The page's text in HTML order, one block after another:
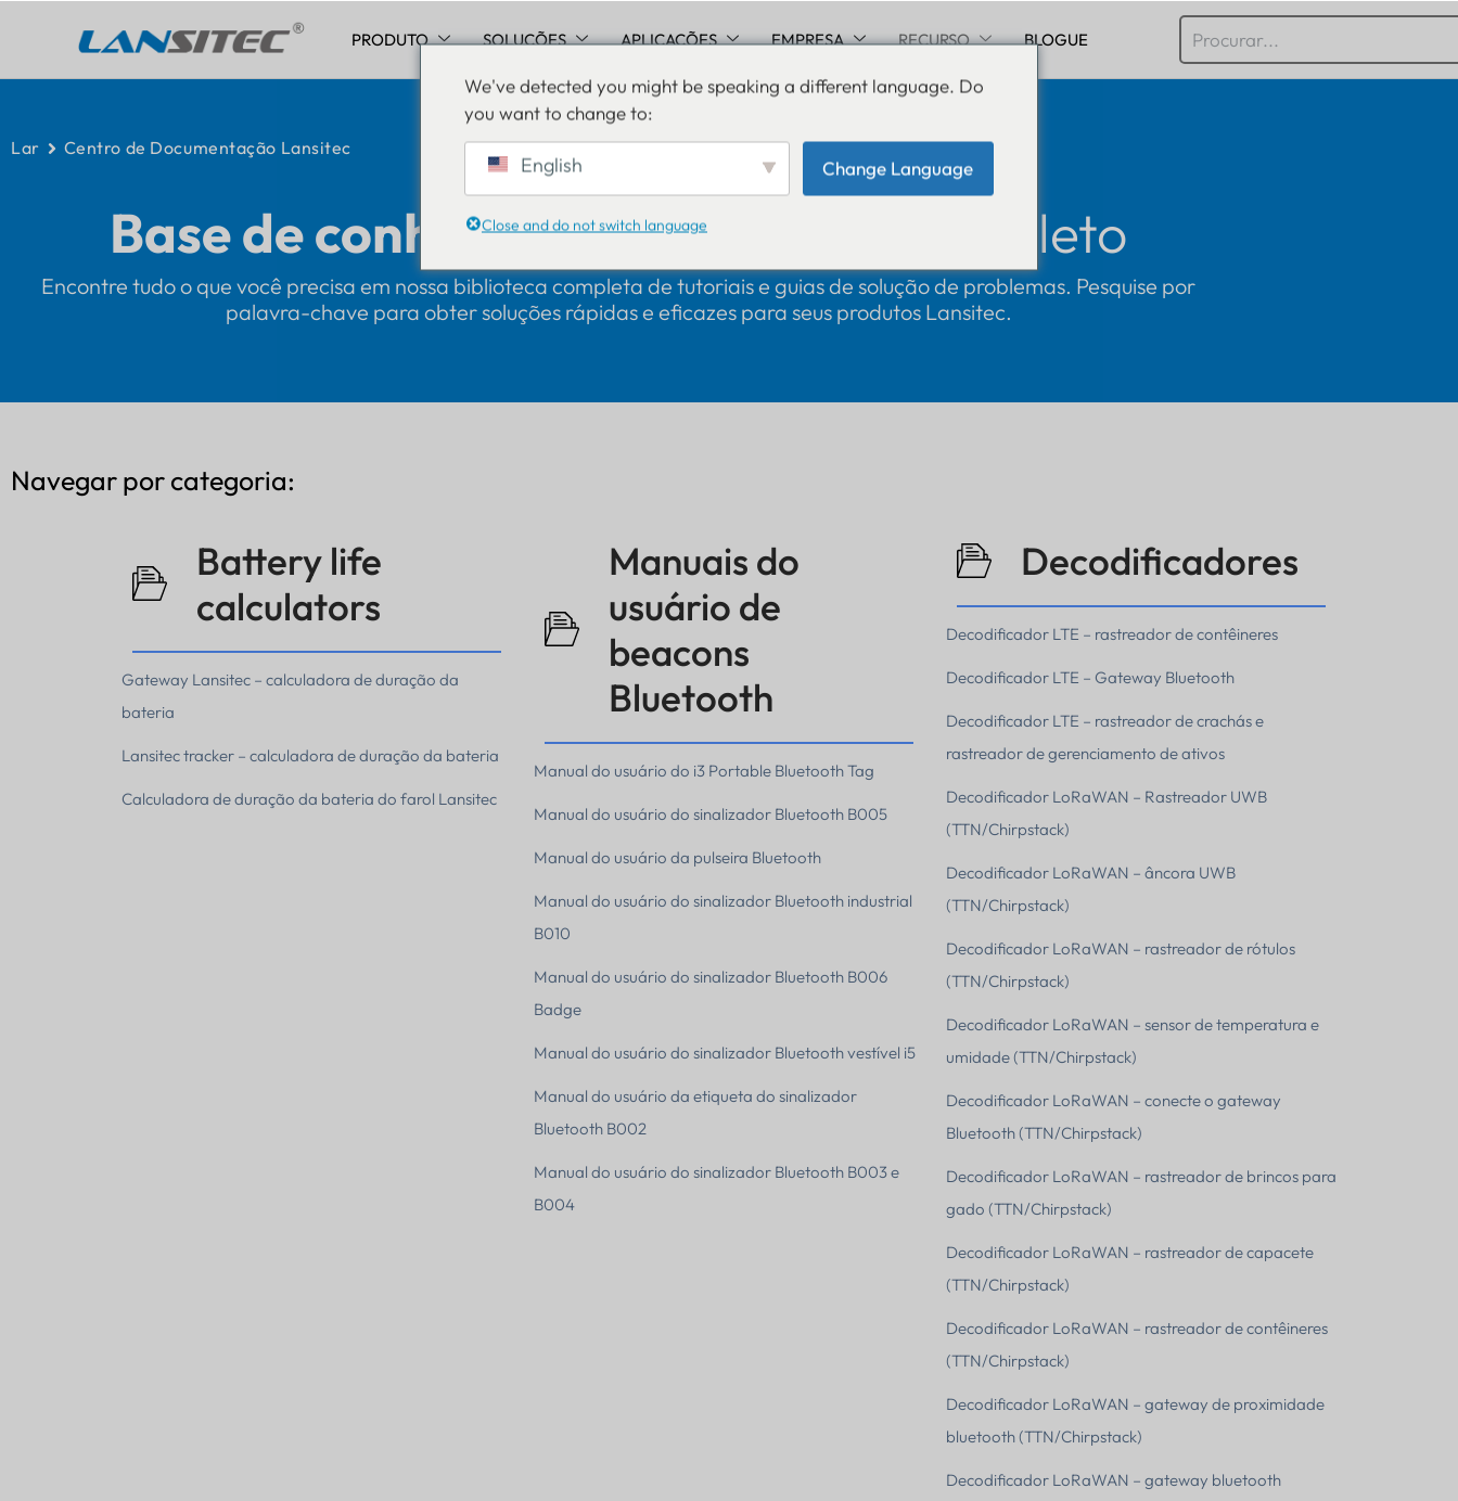
para
conteúdo
PRODUTO SOLUÇÕES APLICAÇÕES EMPRESA RECURSO BLOGUE
Lar Centro de Documentação Lansitec
Base de conhecimento: Um guia completo
Encontre tudo o que você precisa em nossa biblioteca completa de tutoriais e guias de solução de problemas. Pesquise por
palavra-chave para obter soluções rápidas e eficazes para seus produtos Lansitec.
Navegar por categoria:
Battery life
calculators
Gateway Lansitec – calculadora de duração da
bateria
Lansitec tracker – calculadora de duração da bateria
Calculadora de duração da bateria do farol Lansitec
Manuais do
usuário de
beacons
Bluetooth
Manual do usuário do i3 Portable Bluetooth Tag
Manual do usuário do sinalizador Bluetooth B005
Manual do usuário da pulseira Bluetooth
Manual do usuário do sinalizador Bluetooth industrial
B010
Manual do usuário do sinalizador Bluetooth B006
Badge
Manual do usuário do sinalizador Bluetooth vestível i5
Manual do usuário da etiqueta do sinalizador
Bluetooth B002
Manual do usuário do sinalizador Bluetooth B003 e
B004
Decodificadores
Decodificador LTE – rastreador de contêineres
Decodificador LTE – Gateway Bluetooth
Decodificador LTE – rastreador de crachás e
rastreador de gerenciamento de ativos
Decodificador LoRaWAN – Rastreador UWB
(TTN/Chirpstack)
Decodificador LoRaWAN – âncora UWB
(TTN/Chirpstack)
Decodificador LoRaWAN – rastreador de rótulos
(TTN/Chirpstack)
Decodificador LoRaWAN – sensor de temperatura e
umidade (TTN/Chirpstack)
Decodificador LoRaWAN – conecte o gateway
Bluetooth (TTN/Chirpstack)
Decodificador LoRaWAN – rastreador de brincos para
gado (TTN/Chirpstack)
Decodificador LoRaWAN – rastreador de capacete
(TTN/Chirpstack)
Decodificador LoRaWAN – rastreador de contêineres
(TTN/Chirpstack)
Decodificador LoRaWAN – gateway de proximidade
bluetooth (TTN/Chirpstack)
Decodificador LoRaWAN – gateway bluetooth
We've detected you might be speaking a different language. Do
you want to change to:
English Change Language
Close and do not switch language